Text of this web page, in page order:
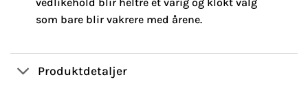
vedlikehold blir heltre et varig og klokt valg
som bare blir vakrere med årene.
Produktdetaljer